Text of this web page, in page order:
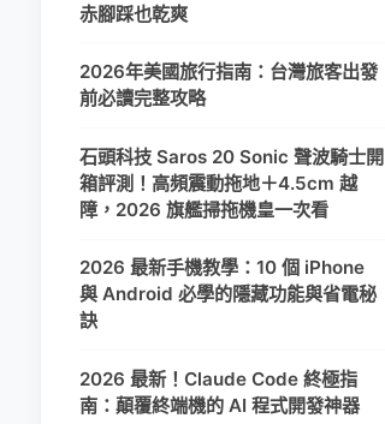
赤腳踩也乾爽
2026年美國旅行指南：台灣旅客出發
前必讀完整攻略
石頭科技 Saros 20 Sonic 聲波騎士開
箱評測！高頻震動拖地＋4.5cm 越
障，2026 旗艦掃拖機皇一次看
2026 最新手機教學：10 個 iPhone
與 Android 必學的隱藏功能與省電秘
訣
2026 最新！Claude Code 終極指
南：顛覆終端機的 AI 程式開發神器